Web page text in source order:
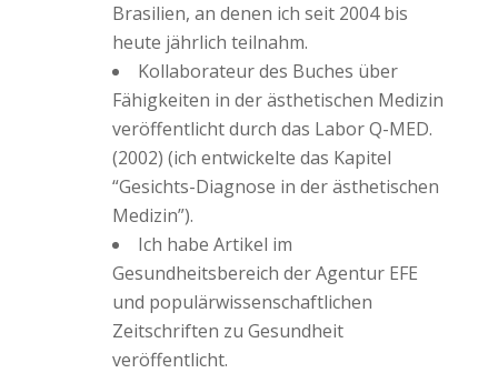
Brasilien, an denen ich seit 2004 bis
heute jährlich teilnahm.
Kollaborateur des Buches über
Fähigkeiten in der ästhetischen Medizin
veröffentlicht durch das Labor Q-MED.
(2002) (ich entwickelte das Kapitel
“Gesichts-Diagnose in der ästhetischen
Medizin”).
Ich habe Artikel im
Gesundheitsbereich der Agentur EFE
und populärwissenschaftlichen
Zeitschriften zu Gesundheit
veröffentlicht.